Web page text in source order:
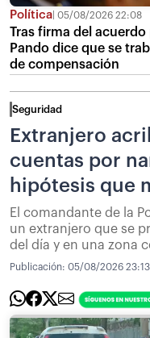
Política 05/08/2026 22:08
Tras firma del
Pando dice que se
de compensación
Seguridad
Extranjero
cuentas por
hipótesis que
El comandante de la
un extranjero que se
del día y en una zona
Publicación: 05/08/2026 23:13